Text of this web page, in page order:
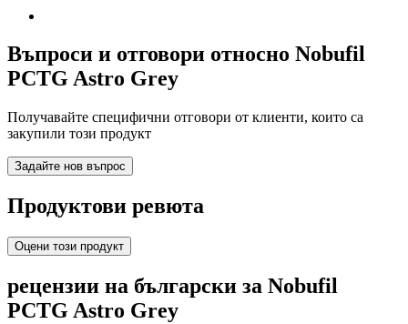
Въпроси и отговори относно Nobufil
PCTG Astro Grey
Получавайте специфични отговори от клиенти, които са
закупили този продукт
Задайте нов въпрос
Продуктови ревюта
Оцени този продукт
рецензии на български за Nobufil
PCTG Astro Grey